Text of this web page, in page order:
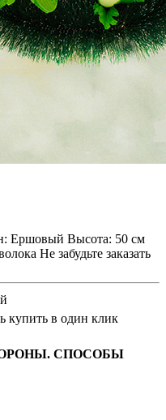
Высота: 50 см
Не забудьте заказать
купить в один клик
СПОСОБЫ